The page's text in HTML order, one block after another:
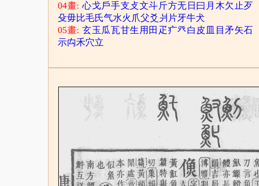
04畫:心戈戶手支 攴文斗斤方无 日 曰 月 木欠止歹
殳毋比毛氏气水火 爪父爻 爿 片牙牛犬
05畫:玄玉 瓜瓦甘生 用 田 疋疒癶白 皮 目矛矢石
示禸禾穴立